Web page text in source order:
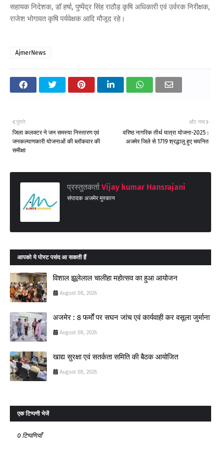
सहायक निदेशक, डॉ हर्षा, पुष्पेंद्र सिंह राठौड़ कृषि अधिकारी एवं उर्वरक निरीक्षक,
राजेश भोगावत कृषि पर्यवेक्षक आदि मौजूद रहे।
AjmerNews
और नया
वरिष्ठ नागरिक तीर्थ यात्रा योजना-2025 :
अजमेर जिले से 1719 श्रद्धालु हुए चयनित
पुराने
जिला कलक्टर ने जन समस्या निस्तारण एवं
जनकल्याणकारी योजनाओं की ब्लॉकवार की
समीक्षा
प्रस्तुतकर्ता Vijay kumar Hansrajani
संपादक अजमेर मुस्कान
आपको ये पोस्ट पसंद आ सकती हैं
विशाल झूलेलाल चालीहा महोत्सव का हुआ आयोजन
August 08, 2026
अजमेर : 8 फर्मों पर सघन जांच एवं कार्यवाही कर वसूला जुर्माना
August 08, 2026
खाद्य सुरक्षा एवं सतर्कता समिति की बैठक आयोजित
August 08, 2026
एक टिप्पणी भेजें
0 टिप्पणियाँ